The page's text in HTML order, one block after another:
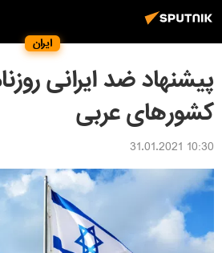
ایران
پیشنهاد ضد ایرانی
کشورهای عربی
10:30 31.01.2021